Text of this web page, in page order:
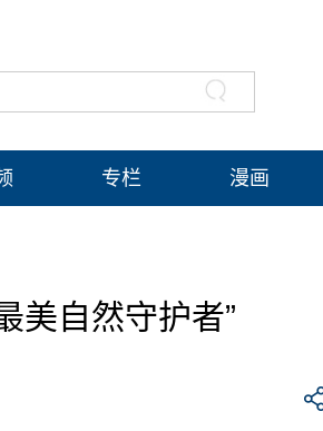
专栏 漫画
美自然守护者”